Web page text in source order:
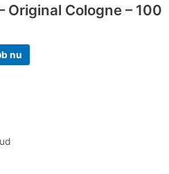
Original Cologne – 100
nu